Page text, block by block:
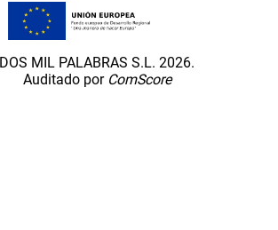
DOS MIL PALABRAS S.L. 2026.
Auditado por ComScore